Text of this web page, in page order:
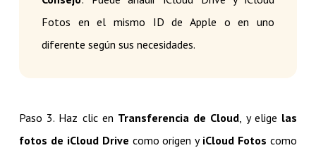
Fotos en el mismo ID de Apple o en uno
diferente según sus necesidades.
Paso 3. Haz clic en Transferencia de Cloud , y elige las
fotos de iCloud Drive como origen y iCloud Fotos como